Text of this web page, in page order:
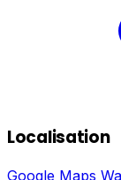
Localisation
Google Maps